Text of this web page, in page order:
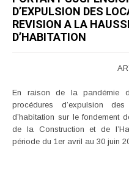
D’EXPULSION DES
REVISION A LA
D’HABITATION
En raison de la pandémie
procédures d’expulsion
d’habitation sur le fondement
de la Construction et de
période du 1er avril au 30 juin